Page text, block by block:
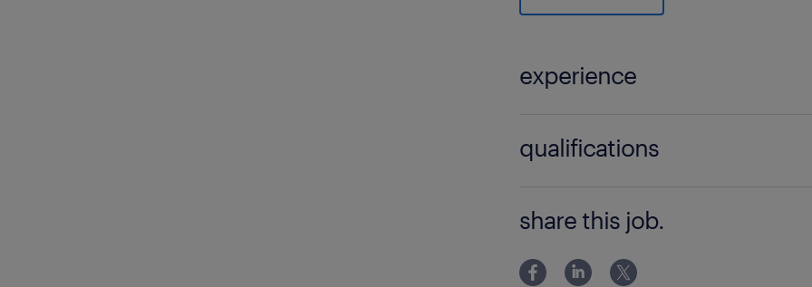
ondersteunt bij de juiste invoer van
van Google Translate help je
het aanmeldproces heen.
Je maakt chauffeurs wegwijs in
Je zorgt voor een vlotte
vertragingen op het terrein te
Je overbrugt taalbarrières met
experience
qualifications
share this job.